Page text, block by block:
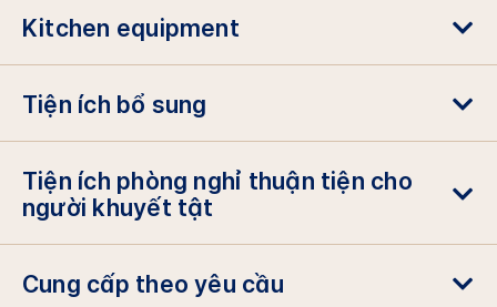
Kitchen equipment
Tiện ích bổ sung
Tiện ích phòng nghỉ thuận tiện cho
người khuyết tật
Cung cấp theo yêu cầu